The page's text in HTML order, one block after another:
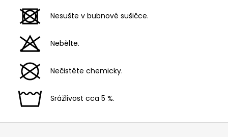
Nesušte v bubnové sušičce.
Nebělte.
Nečistěte chemicky.
Srážlivost cca 5 %.